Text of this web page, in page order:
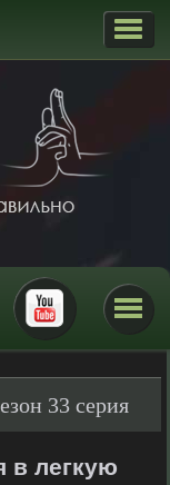
33 серия
в легкую